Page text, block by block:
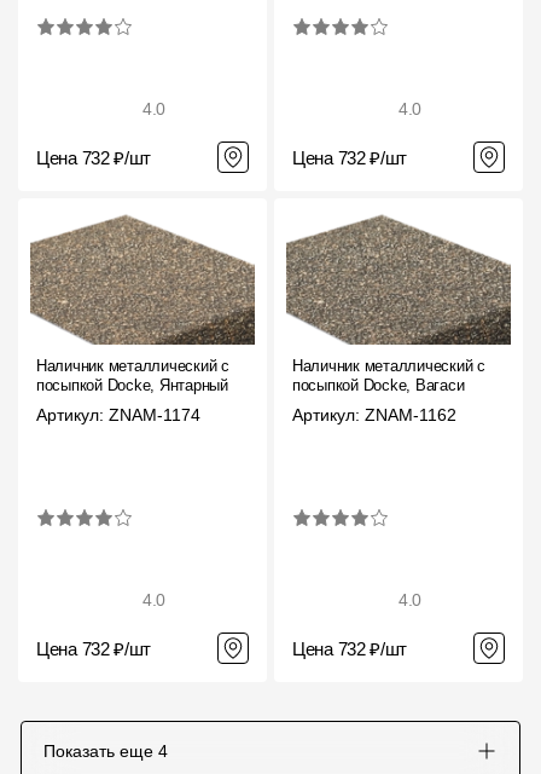
4.0
Цена 732 ₽/шт
4.0
Цена 732 ₽/шт
Наличник металлический с
посыпкой Docke, Янтарный
Артикул: ZNAM-1174
4.0
Цена 732 ₽/шт
Наличник металлический с
посыпкой Docke, Вагаси
Артикул: ZNAM-1162
4.0
Цена 732 ₽/шт
Показать еще 4